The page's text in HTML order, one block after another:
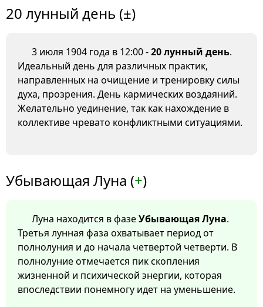
20 лунный день (±)
3 июля 1904 года в 12:00 -20 лунный день.
Идеальный день для различных практик,
направленных на очищение и тренировку силы
духа, прозрения. День кармических воздаяний.
Желательно уединение, так как нахождение в
коллективе чревато конфликтными ситуациями.
Убывающая Луна (+)
Луна находится в фазеУбывающая Луна.
Третья лунная фаза охватывает период от
полнолуния и до начала четвертой четверти. В
полнолуние отмечается пик скопления
жизненной и психической энергии, которая
впоследствии понемногу идет на уменьшение.